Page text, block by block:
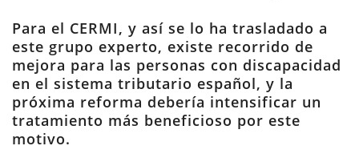
Para el CERMI, y así se lo ha trasladado a
este grupo experto, existe recorrido de
mejora para las personas con discapacidad
en el sistema tributario español, y la
próxima reforma debería intensificar un
tratamiento más beneficioso por este
motivo.